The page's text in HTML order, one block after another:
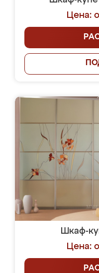
Цена:
Шкаф-
Цена: